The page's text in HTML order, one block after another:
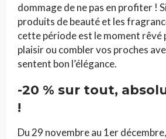
dommage de ne pas en profiter !
produits de beauté et les
cette période est le moment rêvé
plaisir ou combler vos proches
sentent bon l’élégance.
-20 % sur tout,
!
Du 29 novembre au 1er décembre,